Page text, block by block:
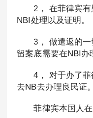
2， 在菲律宾有
NBI处理以及证明。
3， 做遣返的一
留案底需要在NBI办
4， 对于办了菲
去NB去办理良民证。
菲律宾本国人在